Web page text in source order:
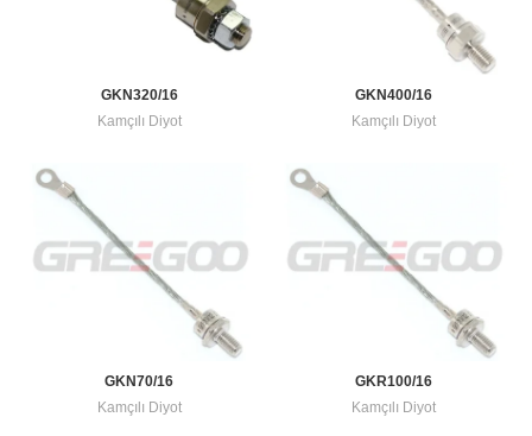
GKN320/16
Kamçılı Diyot
GKN400/16
Kamçılı Diyot
GKN70/16
Kamçılı Diyot
GKR100/16
Kamçılı Diyot